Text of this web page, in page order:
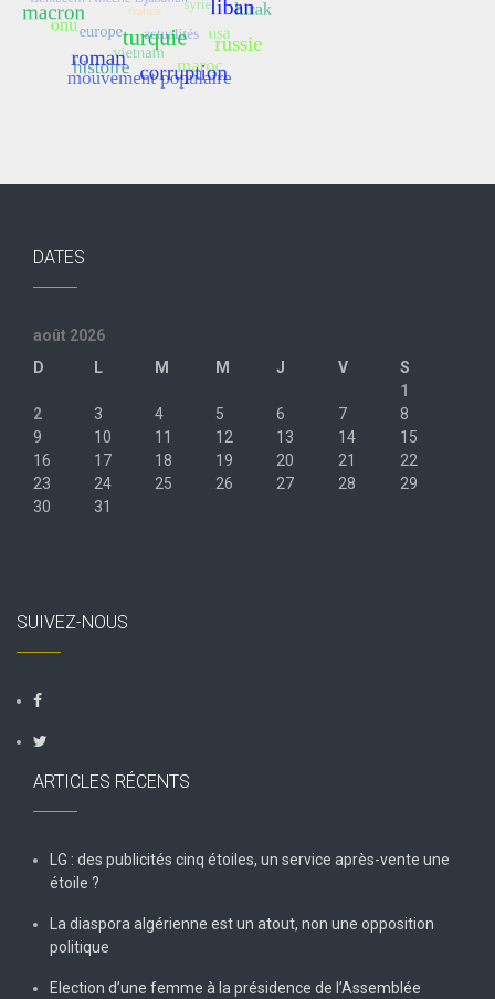
DATES
août 2026
D
L M M J V
S
1
2
3 4 5 6 7
8
9
10 11 12 13 14
15
16
17 18 19 20 21
22
23
24 25 26 27 28
29
30
31
SUIVEZ-NOUS
ARTICLES RÉCENTS
LG : des publicités cinq étoiles, un service après-vente une
étoile ?
La diaspora algérienne est un atout, non une opposition
politique
Election d’une femme à la présidence de l’Assemblée